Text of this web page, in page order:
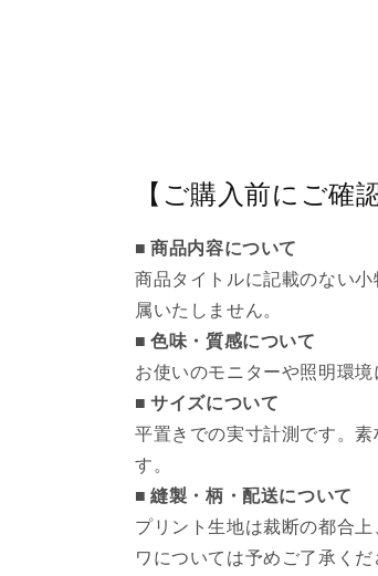
【ご購入前にご確
■ 商品内容について
商品タイトルに記載のない
属いたしません。
■ 色味・質感について
お使いのモニターや照明環
■ サイズについて
平置きでの実寸計測です。
す。
■ 縫製・柄・配送について
プリント生地は裁断の都合
ワについては予めご了承くだ